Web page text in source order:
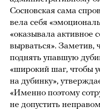
Сосновская сама
вела себя
«оказывала активное
вырваться». Заметив,
поднять упавшую
«широкий шаг, чтобы
на дубинку»,
«Именно поэтому
не допустить